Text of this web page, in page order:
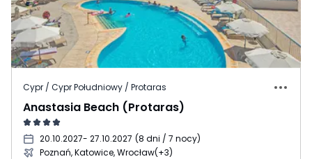
Cypr / Cypr Południowy / Protaras
Anastasia Beach (Protaras)
20.10.2027- 27.10.2027 (8 dni / 7 nocy)
Poznań, Katowice, Wrocław(+3)